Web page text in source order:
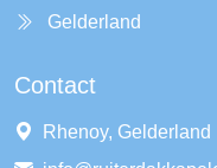
Gelderland
Contact
Rhenoy, Gelderland